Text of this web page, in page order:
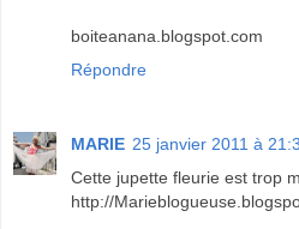
boiteanana.blogspot.com
Répondre
MARIE 25 janvier 2011 à
Cette jupette fleurie est trop
http://